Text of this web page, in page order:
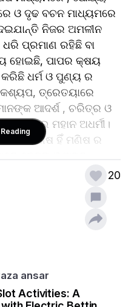
ଓ ଦୃଢ ବଚନ ମାଧ୍ୟମରେ
ନିଜର ଅମଳୀନ
ଧରି ପ୍ରମାଣ ରହିଛି ବା
ହୋଇଛି, ପାପର କ୍ଷୟ
ଧର୍ମ ଓ ପୁଣ୍ୟ ର
ତ୍ରେତୟାରେ
ଆଦର୍ଶ , ଚରିତ୍ର ଓ
ଥିଲେ ମହାନ ଅଧର୍ମୀ।
ଏ ମଣିଷ ହିଁ ମଣିଷ ର
ତ ନର ଓ ନର ମଧ୍ୟରେ
ଓ ପାପର ଗୋଟିଏ ଗୋଟିଏ
କଲା ନାହିଁ ସେ
କଣ ବିକାଶ ଲାଭ
20
ansar
Activities: A